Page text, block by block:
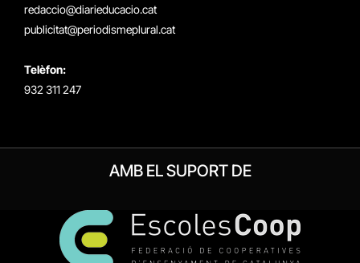
redaccio@diarieducacio.cat
publicitat@periodismeplural.cat
Telèfon:
932 311 247
AMB EL SUPORT DE